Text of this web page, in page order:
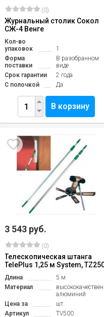
(0)
Журнальный столик Сокол
СЖ-4 Венге
Кол-во
упаковок
1
Форма
поставки
В разобранном
виде
Срок гарантии
2 года
С полочкой
Да
В корзину
3 543 руб.
(0)
Телескопическая штанга
TelePlus 1,25 м System,
Длина
5 м
Материал
алюминий
Цена за
шт.
Артикул
TV500